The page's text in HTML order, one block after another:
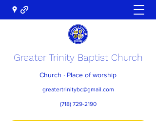
Greater Trinity Baptist Church
Church · Place of worship
greatertrinitybc@gmail.com
(718) 729-2190